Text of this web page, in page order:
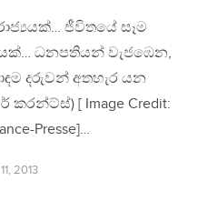
ජීවිතයේ සෑම
ධනපතියන් වැජඹෙන,
දරුවන් අතහැර යන
[ Image Credit:
Presse]…
2013